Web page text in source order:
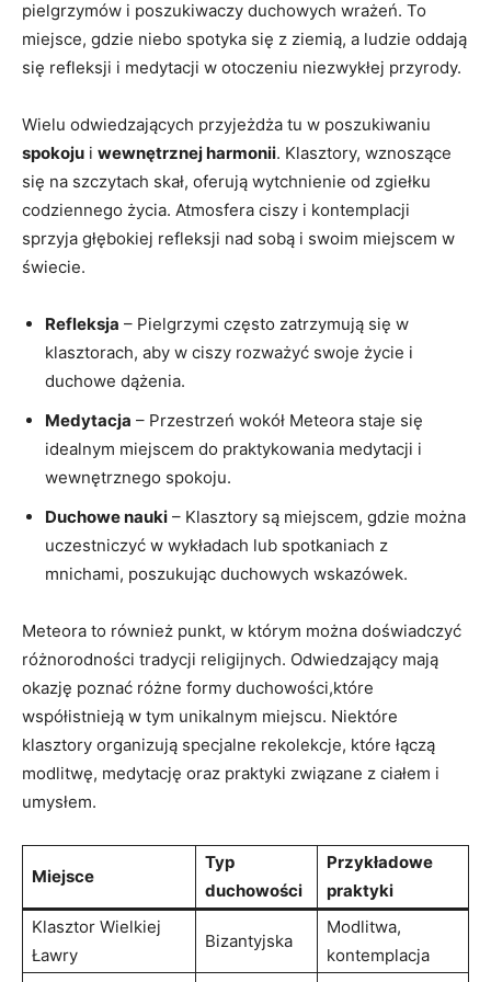
pielgrzymów i poszukiwaczy duchowych wrażeń. To
miejsce, gdzie niebo spotyka się z ziemią, a ludzie oddają
się refleksji i medytacji w otoczeniu niezwykłej przyrody.
Wielu odwiedzających przyjeżdża tu w poszukiwaniu
spokoju i wewnętrznej harmonii. Klasztory, wznoszące
się na szczytach skał, oferują wytchnienie od zgiełku
codziennego życia. Atmosfera ciszy i kontemplacji
sprzyja głębokiej refleksji nad sobą i swoim miejscem w
świecie.
Refleksja – Pielgrzymi często zatrzymują się w
klasztorach, aby w ciszy rozważyć swoje życie i
duchowe dążenia.
Medytacja – Przestrzeń wokół Meteora staje się
idealnym miejscem do praktykowania medytacji i
wewnętrznego spokoju.
Duchowe nauki – Klasztory są miejscem, gdzie można
uczestniczyć w wykładach lub spotkaniach z
mnichami, poszukując duchowych wskazówek.
Meteora to również punkt, w którym można doświadczyć
różnorodności tradycji religijnych. Odwiedzający mają
okazję poznać różne formy duchowości,które
współistnieją w tym unikalnym miejscu. Niektóre
klasztory organizują specjalne rekolekcje, które łączą
modlitwę, medytację oraz praktyki związane z ciałem i
umysłem.
Miejsce
Typ
duchowości
Przykładowe
praktyki
Klasztor Wielkiej
Ławry
Bizantyjska
Modlitwa,
kontemplacja